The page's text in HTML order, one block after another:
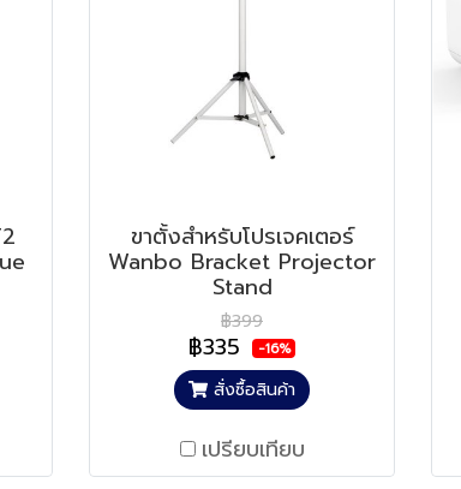
ขาตั้งสำหรับโปรเจคเตอร์
Wanbo Bracket Projector
Stand
฿399
฿335 -16%
สั่งซื้อสินค้า
เปรียบเทียบ